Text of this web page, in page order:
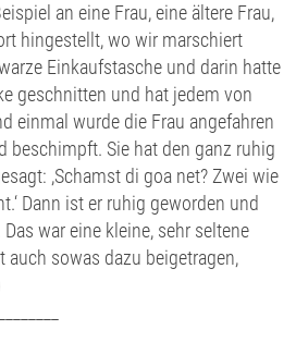
an eine Frau, eine ältere Frau,
hingestellt, wo wir marschiert
Einkaufstasche und darin hatte
geschnitten und hat jedem von
einmal wurde die Frau angefahren
beschimpft. Sie hat den ganz ruhig
,Schamst di goa net? Zwei wie
Dann ist er ruhig geworden und
war eine kleine, sehr seltene
auch sowas dazu beigetragen,